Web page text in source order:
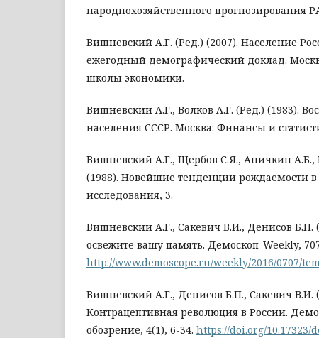
народнохозяйственного прогнозирования
Вишневский А.Г. (Ред.) (2007). Население
ежегодный демографический доклад.
школы экономики.
Вишневский А.Г., Волков А.Г. (Ред.) (1983).
населения СССР. Москва: Финансы и
Вишневский А.Г., Щербов С.Я., Аничкин А.Б.,
(1988). Новейшие тенденции рождаемости в
исследования, 3.
Вишневский А.Г., Сакевич В.И., Денисов Б.П.
освежите вашу память. Демоскоп-Weekly,
http://www.demoscope.ru/weekly/2016/0707/
Вишневский А.Г., Денисов Б.П., Сакевич В.И.
Контрацептивная революция в России.
обозрение, 4(1), 6-34. https://doi.org/10.17323/